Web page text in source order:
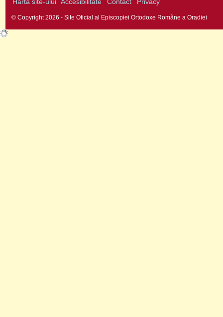
Harta site-ului Accesibilitate Contact Privacy
© Copyright 2026 - Site Oficial al Episcopiei Ortodoxe Române a Oradiei